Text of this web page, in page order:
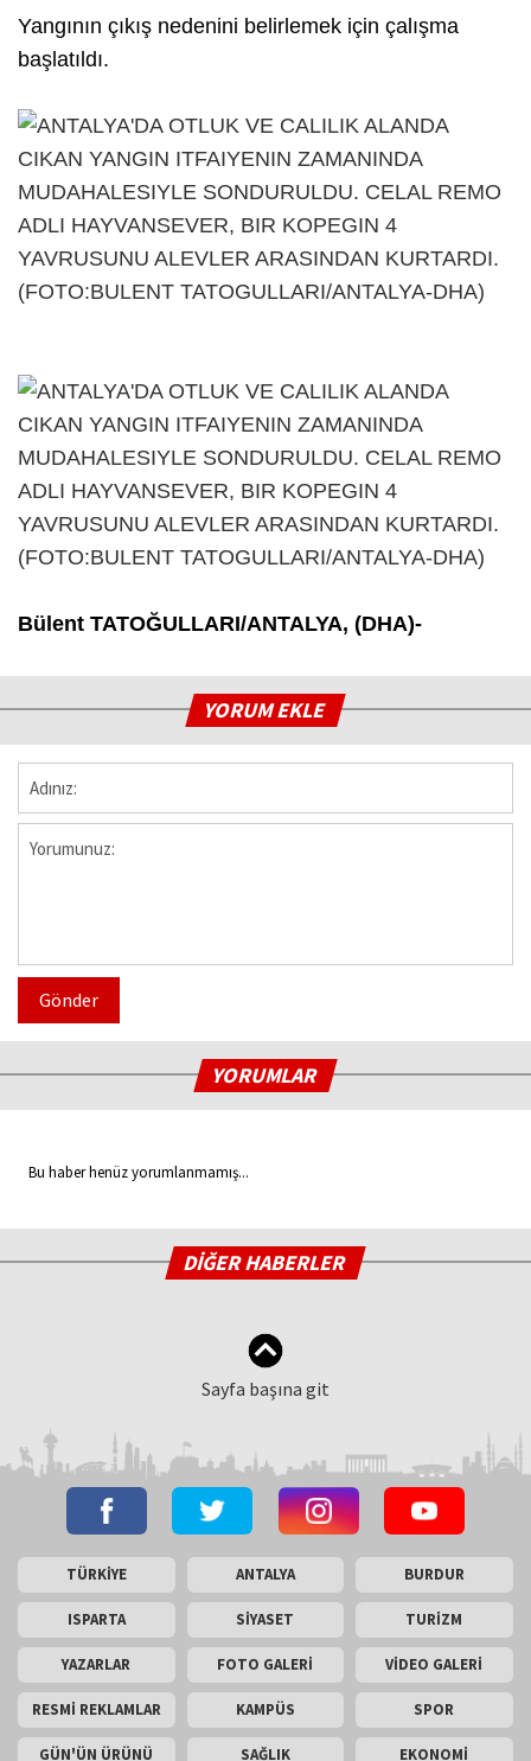
Yangının çıkış nedenini belirlemek için çalışma
başlatıldı.
Bülent TATOĞULLARI/ANTALYA, (DHA)-
YORUM EKLE
Gönder
YORUMLAR
Bu haber henüz yorumlanmamış...
DİĞER HABERLER
Sayfa başına git
TÜRKİYE ANTALYA BURDUR
ISPARTA SİYASET TURİZM
YAZARLAR FOTO GALERİ VİDEO GALERİ
RESMİ REKLAMLAR KAMPÜS SPOR
GÜN'ÜN ÜRÜNÜ SAĞLIK EKONOMİ